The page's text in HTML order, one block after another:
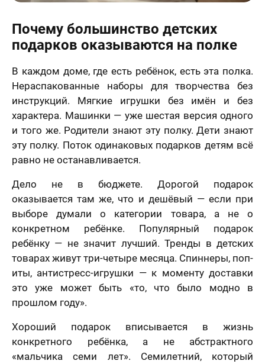
Почему большинство детских
подарков оказываются на полке
В каждом доме, где есть ребёнок, есть эта полка.
Нераспакованные наборы для творчества без
инструкций. Мягкие игрушки без имён и без
характера. Машинки — уже шестая версия одного
и того же. Родители знают эту полку. Дети знают
эту полку. Поток одинаковых подарков детям всё
равно не останавливается.
Дело не в бюджете. Дорогой подарок
оказывается там же, что и дешёвый — если при
выборе думали о категории товара, а не о
конкретном ребёнке. Популярный подарок
ребёнку — не значит лучший. Тренды в детских
товарах живут три-четыре месяца. Спиннеры, поп-
иты, антистресс-игрушки — к моменту доставки
это уже может быть «то, что было модно в
прошлом году».
Хороший подарок вписывается в жизнь
конкретного ребёнка, а не абстрактного
«мальчика семи лет». Семилетний, который